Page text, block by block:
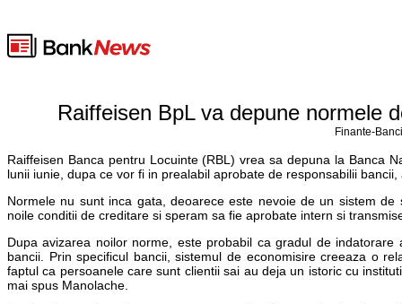
Raiffeisen BpL va depune normele
Finante-
Raiffeisen Banca pentru Locuinte (RBL) vrea sa depuna la Banca
lunii iunie, dupa ce vor fi in prealabil aprobate de responsabilii
Normele nu sunt inca gata, deoarece este nevoie de un sistem
noile conditii de creditare si speram sa fie aprobate intern si
Dupa avizarea noilor norme, este probabil ca gradul de
bancii. Prin specificul bancii, sistemul de economisire creeaza o
faptul ca persoanele care sunt clientii sai au deja un istoric cu
mai spus Manolache.